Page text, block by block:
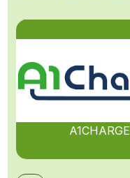
A1CHARGE